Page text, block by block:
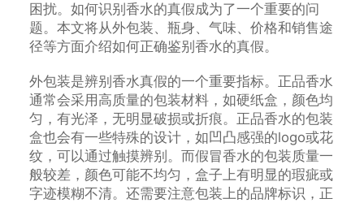
困扰。如何识别香水的真假成为了一个重要的问
题。本文将从外包装、瓶身、气味、价格和销售途
径等方面介绍如何正确鉴别香水的真假。
外包装是辨别香水真假的一个重要指标。正品香水
通常会采用高质量的包装材料，如硬纸盒，颜色均
匀，有光泽，无明显破损或折痕。正品香水的包装
盒也会有一些特殊的设计，如凹凸感强的logo或花
纹，可以通过触摸辨别。而假冒香水的包装质量一
般较差，颜色可能不均匀，盒子上有明显的瑕疵或
字迹模糊不清。还需要注意包装上的品牌标识，正